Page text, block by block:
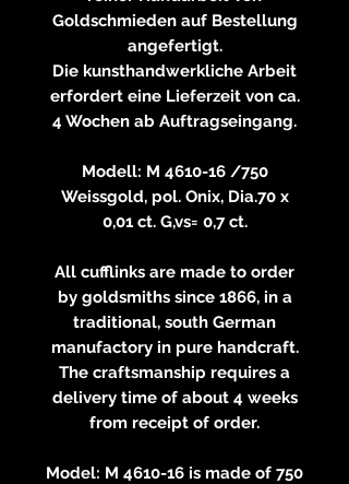
Goldschmieden auf Bestellung
angefertigt.
Die kunsthandwerkliche Arbeit
erfordert eine Lieferzeit von ca.
4 Wochen ab Auftragseingang.
Modell: M 4610-16 /750
Weissgold, pol. Onix, Dia.70 x
0,01 ct. G,vs= 0,7 ct.
All cufflinks are made to order
by goldsmiths since 1866, in a
traditional, south German
manufactory in pure handcraft.
The craftsmanship requires a
delivery time of about 4 weeks
from receipt of order.
Model: M 4610-16 is made of 750